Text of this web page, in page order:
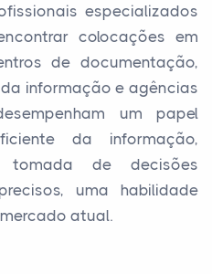
especializados
colocações em
de documentação,
informação e agências
um papel
da informação,
de decisões
uma habilidade
atual.